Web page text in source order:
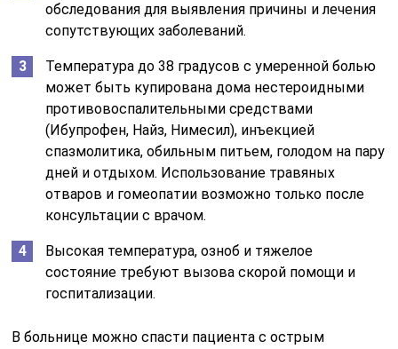
обследования для выявления причины и лечения
сопутствующих заболеваний.
Температура до 38 градусов с умеренной болью
может быть купирована дома нестероидными
противовоспалительными средствами
(Ибупрофен, Найз, Нимесил), инъекцией
спазмолитика, обильным питьем, голодом на пару
дней и отдыхом. Использование травяных
отваров и гомеопатии возможно только после
консультации с врачом.
Высокая температура, озноб и тяжелое
состояние требуют вызова скорой помощи и
госпитализации.
В больнице можно спасти пациента с острым